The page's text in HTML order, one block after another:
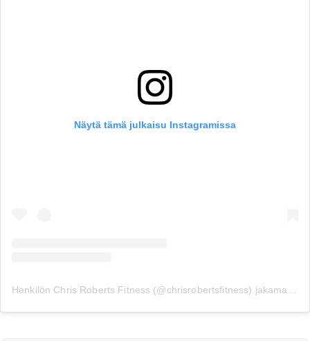
Näytä tämä julkaisu Instagramissa
Henkilön Chris Roberts Fitness (@chrisrobertsfitness) jakama julkaisu